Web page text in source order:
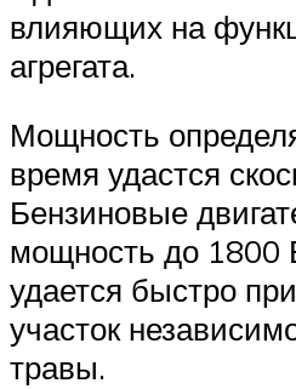
влияющих на
агрегата.
Мощность
время удастся
Бензиновые
мощность до 1800
удается быстро
участок
травы.